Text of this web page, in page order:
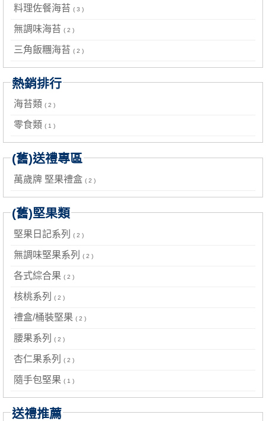
料理佐餐海苔 ( 3 )
無調味海苔 ( 2 )
三角飯糰海苔 ( 2 )
熱銷排行
海苔類 ( 2 )
零食類 ( 1 )
(舊)送禮專區
萬歲牌 堅果禮盒 ( 2 )
(舊)堅果類
堅果日記系列 ( 2 )
無調味堅果系列 ( 2 )
各式綜合果 ( 2 )
核桃系列 ( 2 )
禮盒/桶裝堅果 ( 2 )
腰果系列 ( 2 )
杏仁果系列 ( 2 )
隨手包堅果 ( 1 )
送禮推薦